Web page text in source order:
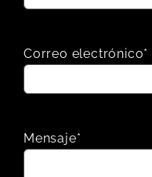
Correo electrónico*
Mensaje*